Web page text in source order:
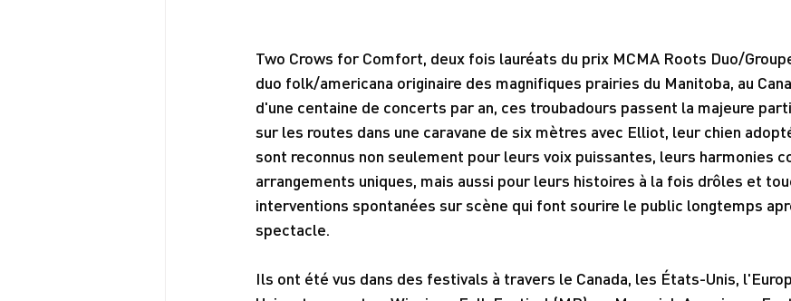
Two Crows for Comfort, deux fois lauréats du prix MCMA Roots Duo/
duo folk/americana originaire des magnifiques prairies du Manitoba, au
d'une centaine de concerts par an, ces troubadours passent la majeure
sur les routes dans une caravane de six mètres avec Elliot, leur chien
sont reconnus non seulement pour leurs voix puissantes, leurs harmonies
arrangements uniques, mais aussi pour leurs histoires à la fois drôles et
interventions spontanées sur scène qui font sourire le public longtemps
spectacle.
Ils ont été vus dans des festivals à travers le Canada, les États-Unis,